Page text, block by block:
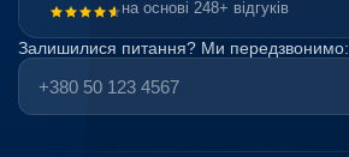
на основі 248+ відгуків
Залишилися питання? Ми передзвонимо: